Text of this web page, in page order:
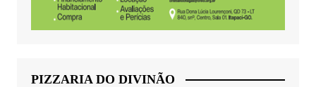
PIZZARIA DO DIVINÃO